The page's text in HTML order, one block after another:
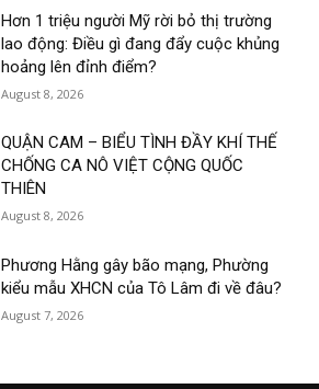
Hơn 1 triệu người Mỹ rời bỏ thị trường
lao động: Điều gì đang đẩy cuộc khủng
hoảng lên đỉnh điểm?
August 8, 2026
QUẬN CAM – BIỂU TÌNH ĐẦY KHÍ THẾ
CHỐNG CA NÔ VIỆT CỘNG QUỐC
THIÊN
August 8, 2026
Phương Hằng gây bão mạng, Phường
kiểu mẫu XHCN của Tô Lâm đi về đâu?
August 7, 2026